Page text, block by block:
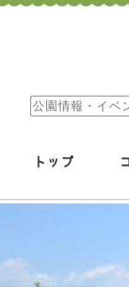
トップ